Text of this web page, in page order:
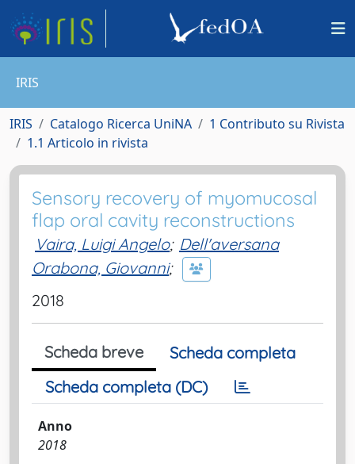
IRIS
IRIS Catalogo Ricerca UniNA
1 Contributo su Rivista
1.1 Articolo in rivista
Sensory recovery of myomucosal
flap oral cavity reconstructions
Vaira, Luigi Angelo; Dell'aversana
Orabona, Giovanni;
2018
Scheda breve
Scheda completa
Scheda completa (DC)
Anno
2018